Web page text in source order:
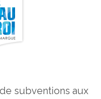
subventions aux